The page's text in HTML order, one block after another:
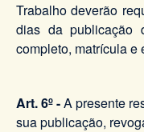
Trabalho deverão
dias da publicação
completo, matrícula e
Art. 6º -A presente
sua publicação,